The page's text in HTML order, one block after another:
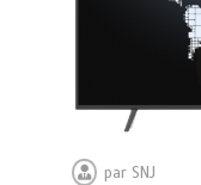
par SNJ